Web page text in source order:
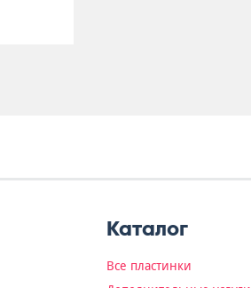
Каталог
Все пластинки